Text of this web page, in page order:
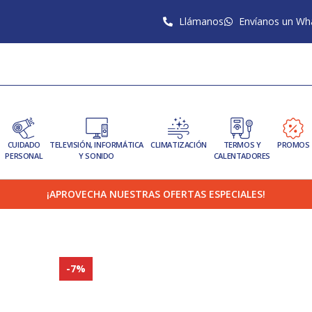
Llámanos Envíanos un
CUIDADO
PERSONAL
TELEVISIÓN, INFORMÁTICA
Y SONIDO
CLIMATIZACIÓN
TERMOS Y
CALENTADORES
PROMOS
¡APROVECHA NUESTRAS OFERTAS ESPECIALES!
-7%